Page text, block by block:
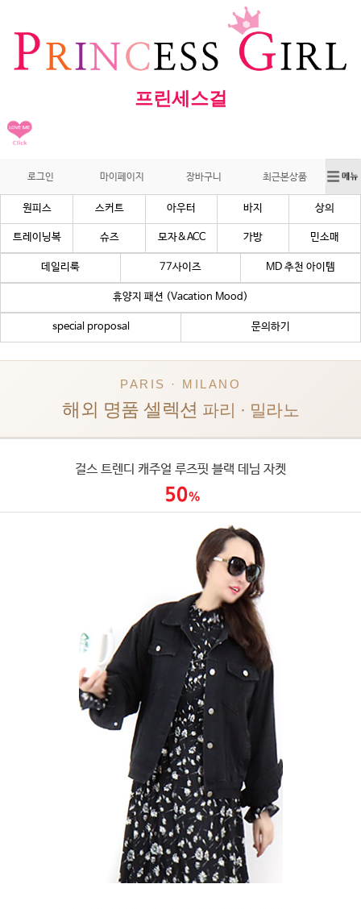
프린세스걸
로그인 마이페이지 장바구니 최근본상품
원피스 스커트 아우터 바지 상의
트레이닝복 슈즈 모자&ACC 가방 민소매
데일리룩 77사이즈 MD 추천 아이템
휴양지 패션 (Vacation Mood)
special proposal 문의하기
PARIS · MILANO
해외 명품 셀렉션 파리 · 밀라노
걸스 트렌디 캐주얼 루즈핏 블랙 데님 자켓